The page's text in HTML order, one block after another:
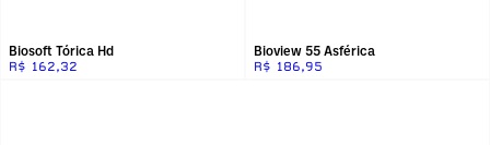
Biosoft Tórica Hd
R$ 162,32
Bioview 55 Asférica
R$ 186,95